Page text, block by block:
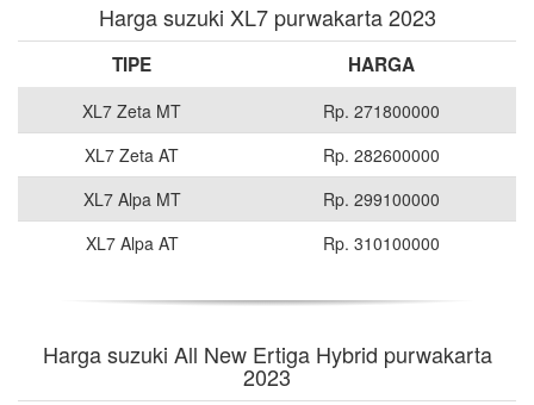
Harga suzuki XL7 purwakarta 2023
TIPE HARGA
XL7 Zeta MT
Rp. 271800000
XL7 Zeta AT
Rp. 282600000
XL7 Alpa MT
Rp. 299100000
XL7 Alpa AT
Rp. 310100000
Harga suzuki All New Ertiga Hybrid purwakarta
2023